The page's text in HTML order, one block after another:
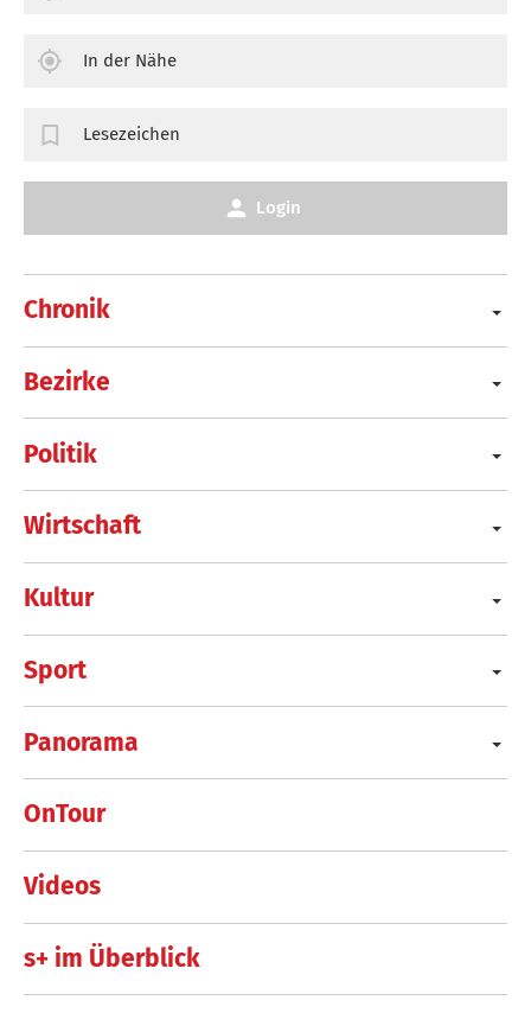
Chronik
Bezirke
Politik
Wirtschaft
Kultur
Sport
Panorama
OnTour
Videos
s+ im Überblick
In der Nähe
Lesezeichen
Login